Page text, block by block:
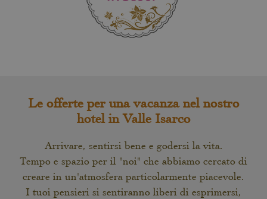
Le offerte per una vacanza nel nostro
hotel in Valle Isarco
Arrivare, sentirsi bene e godersi la vita.
Tempo e spazio per il "noi" che abbiamo cercato di
creare in un'atmosfera particolarmente piacevole.
I tuoi pensieri si sentiranno liberi di esprimersi,